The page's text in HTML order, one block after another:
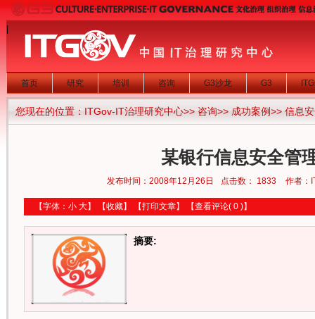
首页 研究 培训 咨询 G3沙龙 G3
您现在的位置： ITGov-IT治理研究中心>> 咨询>> 成功案例>> 信息
某银行信息安全管
发布时间：2008年12月26日 点击数： 1833 作者：
【字体： 小 大】 【收藏】 【打印文章】 【查看评论( 0 )】
摘要: